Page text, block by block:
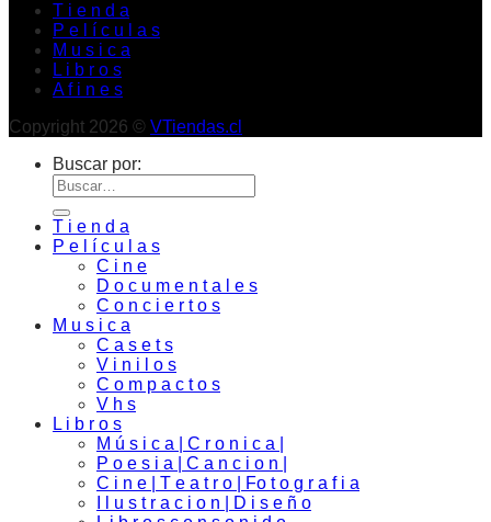
T i e n d a
P e l í c u l a s
M u s i c a
L i b r o s
A f i n e s
Copyright 2026 © VTiendas.cl
Buscar por:
T i e n d a
P e l í c u l a s
C i n e
D o c u m e n t a l e s
C o n c i e r t o s
M u s i c a
C a s e t s
V i n i l o s
C o m p a c t o s
V h s
L i b r o s
M ú s i c a | C r o n i c a |
P o e s i a | C a n c i o n |
C i n e | T e a t r o | Fo t o g r a f i a
I l u s t r a c i o n | D i s e ñ o